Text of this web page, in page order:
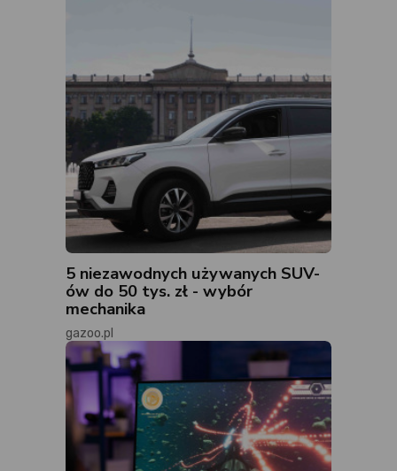
5 niezawodnych używanych SUV-
ów do 50 tys. zł - wybór
mechanika
gazoo.pl